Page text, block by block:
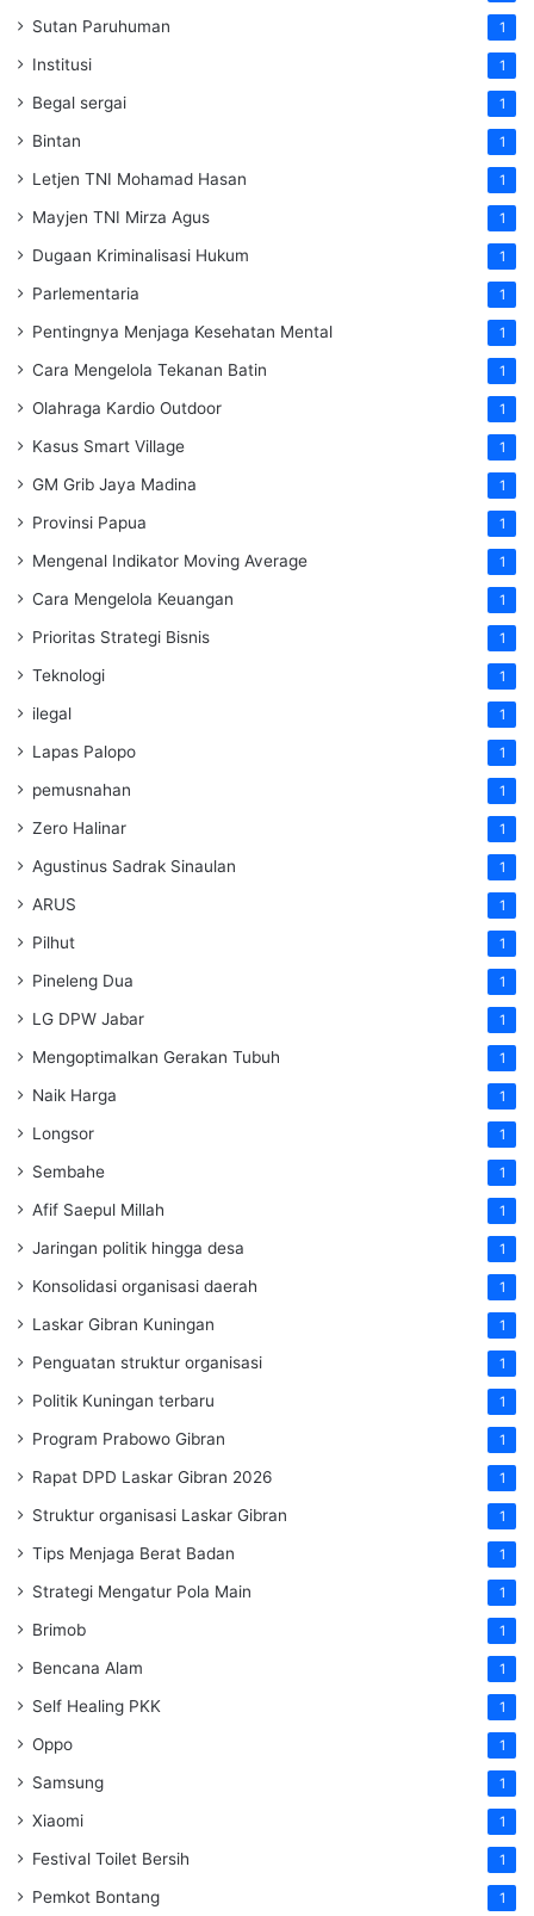
Sutan Paruhuman 1
Institusi 1
Begal sergai 1
Bintan 1
Letjen TNI Mohamad Hasan 1
Mayjen TNI Mirza Agus 1
Dugaan Kriminalisasi Hukum 1
Parlementaria 1
Pentingnya Menjaga Kesehatan Mental 1
Cara Mengelola Tekanan Batin 1
Olahraga Kardio Outdoor 1
Kasus Smart Village 1
GM Grib Jaya Madina 1
Provinsi Papua 1
Mengenal Indikator Moving Average 1
Cara Mengelola Keuangan 1
Prioritas Strategi Bisnis 1
Teknologi 1
ilegal 1
Lapas Palopo 1
pemusnahan 1
Zero Halinar 1
Agustinus Sadrak Sinaulan 1
ARUS 1
Pilhut 1
Pineleng Dua 1
LG DPW Jabar 1
Mengoptimalkan Gerakan Tubuh 1
Naik Harga 1
Longsor 1
Sembahe 1
Afif Saepul Millah 1
Jaringan politik hingga desa 1
Konsolidasi organisasi daerah 1
Laskar Gibran Kuningan 1
Penguatan struktur organisasi 1
Politik Kuningan terbaru 1
Program Prabowo Gibran 1
Rapat DPD Laskar Gibran 2026 1
Struktur organisasi Laskar Gibran 1
Tips Menjaga Berat Badan 1
Strategi Mengatur Pola Main 1
Brimob 1
Bencana Alam 1
Self Healing PKK 1
Oppo 1
Samsung 1
Xiaomi 1
Festival Toilet Bersih 1
Pemkot Bontang 1